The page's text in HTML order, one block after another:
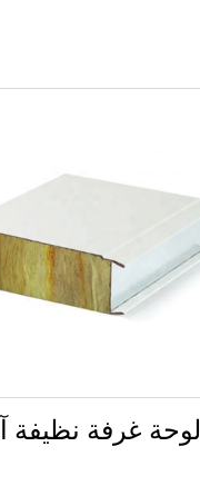
لوحة غرفة نظيفة